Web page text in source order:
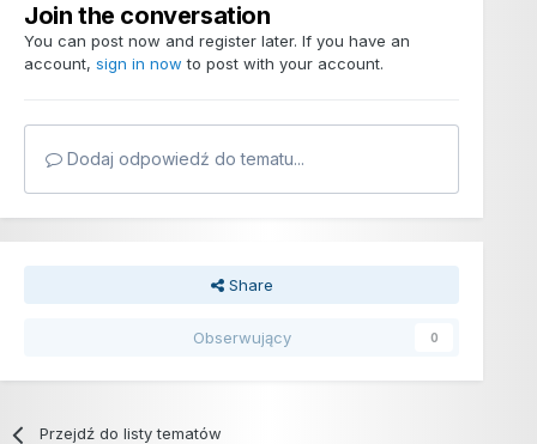
Join the conversation
You can post now and register later. If you have an
account, sign in now to post with your account.
Dodaj odpowiedź do tematu...
Share
Obserwujący 0
Przejdź do listy tematów